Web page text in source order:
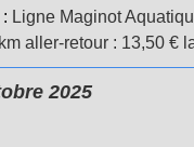
Ligne Maginot
aller-retour : 13,50 €
2025